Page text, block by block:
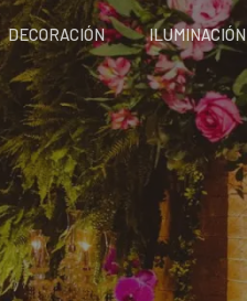
DECORACIÓN ILUMINACIÓN